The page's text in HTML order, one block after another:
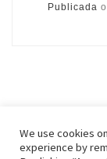
Publicada
We use cookies
experience by